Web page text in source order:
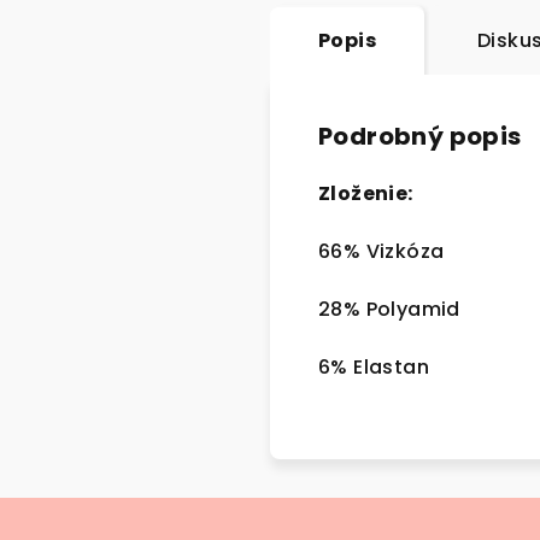
Popis
Podrobný popis
Zloženie:
66% Vizkóza
28% Polyamid
6% Elastan